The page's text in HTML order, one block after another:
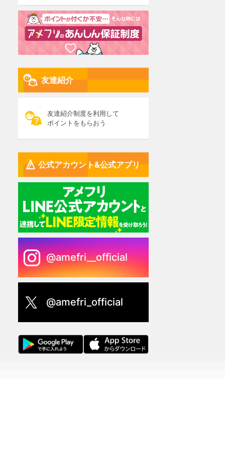
友達紹介
友達紹介制度を利用して
ポイントをもらおう
公式アカウント&公式アプリ
@amefri__official
@amefri_official